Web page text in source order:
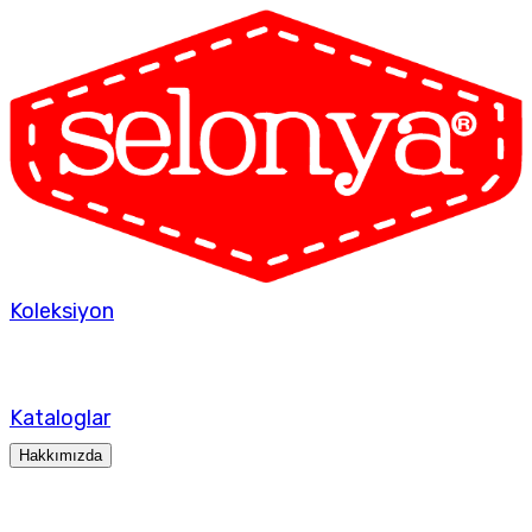
Koleksiyon
Kataloglar
Hakkımızda